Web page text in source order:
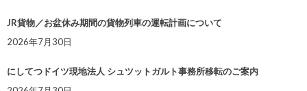
JR貨物／お盆休み期間の貨物列車の運転計画について
2026年7月30日
にしてつドイツ現地法人 シュツットガルト事務所移転のご案内